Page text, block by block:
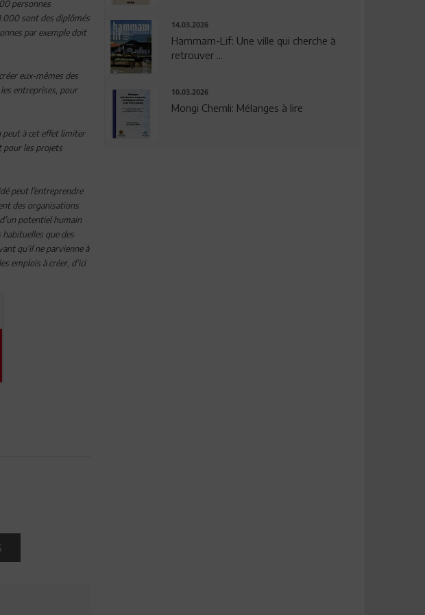
personnes
sont des diplômés
par exemple doit
eux-mêmes des
entreprises, pour
peut à cet effet limiter
pour les projets
peut l’entreprendre
des organisations
potentiel humain
habituelles que des
qu’il ne parvienne à
emplois à créer, d’ici
14.03.2026
Hammam-Lif: Une ville qui cherche à
retrouver ...
10.03.2026
Mongi Chemli: Mélanges à lire